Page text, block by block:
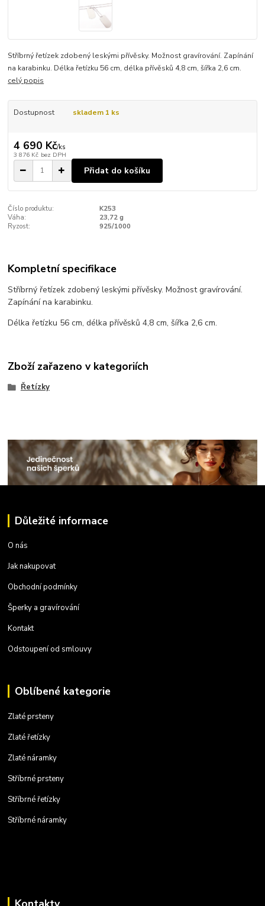
Stříbrný řetízek zdobený leskými přívěsky. Možnost gravírování. Zapínání
na karabinku. Délka řetízku 56 cm, délka přívěsků 4,8 cm, šířka 2,6 cm.
celý popis
Dostupnost skladem 1 ks
4 690 Kč/ks
3 876 Kč bez DPH
Přidat do košíku
Číslo produktu:
K253
Váha:
23,72 g
Ryzost:
925/1000
Kompletní specifikace
Stříbrný řetízek zdobený leskými přívěsky. Možnost gravírování.
Zapínání na karabinku.
Délka řetízku 56 cm, délka přívěsků 4,8 cm, šířka 2,6 cm.
Zboží zařazeno v kategoriích
Řetízky
Důležité informace
O nás
Jak nakupovat
Obchodní podmínky
Šperky a gravírování
Kontakt
Odstoupení od smlouvy
Oblíbené kategorie
Zlaté prsteny
Zlaté řetízky
Zlaté náramky
Stříbrné prsteny
Stříbrné řetízky
Stříbrné náramky